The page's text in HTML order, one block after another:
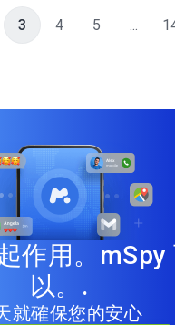
3 4 5 ...
作用。mSpy
以。.
就確保您的安心